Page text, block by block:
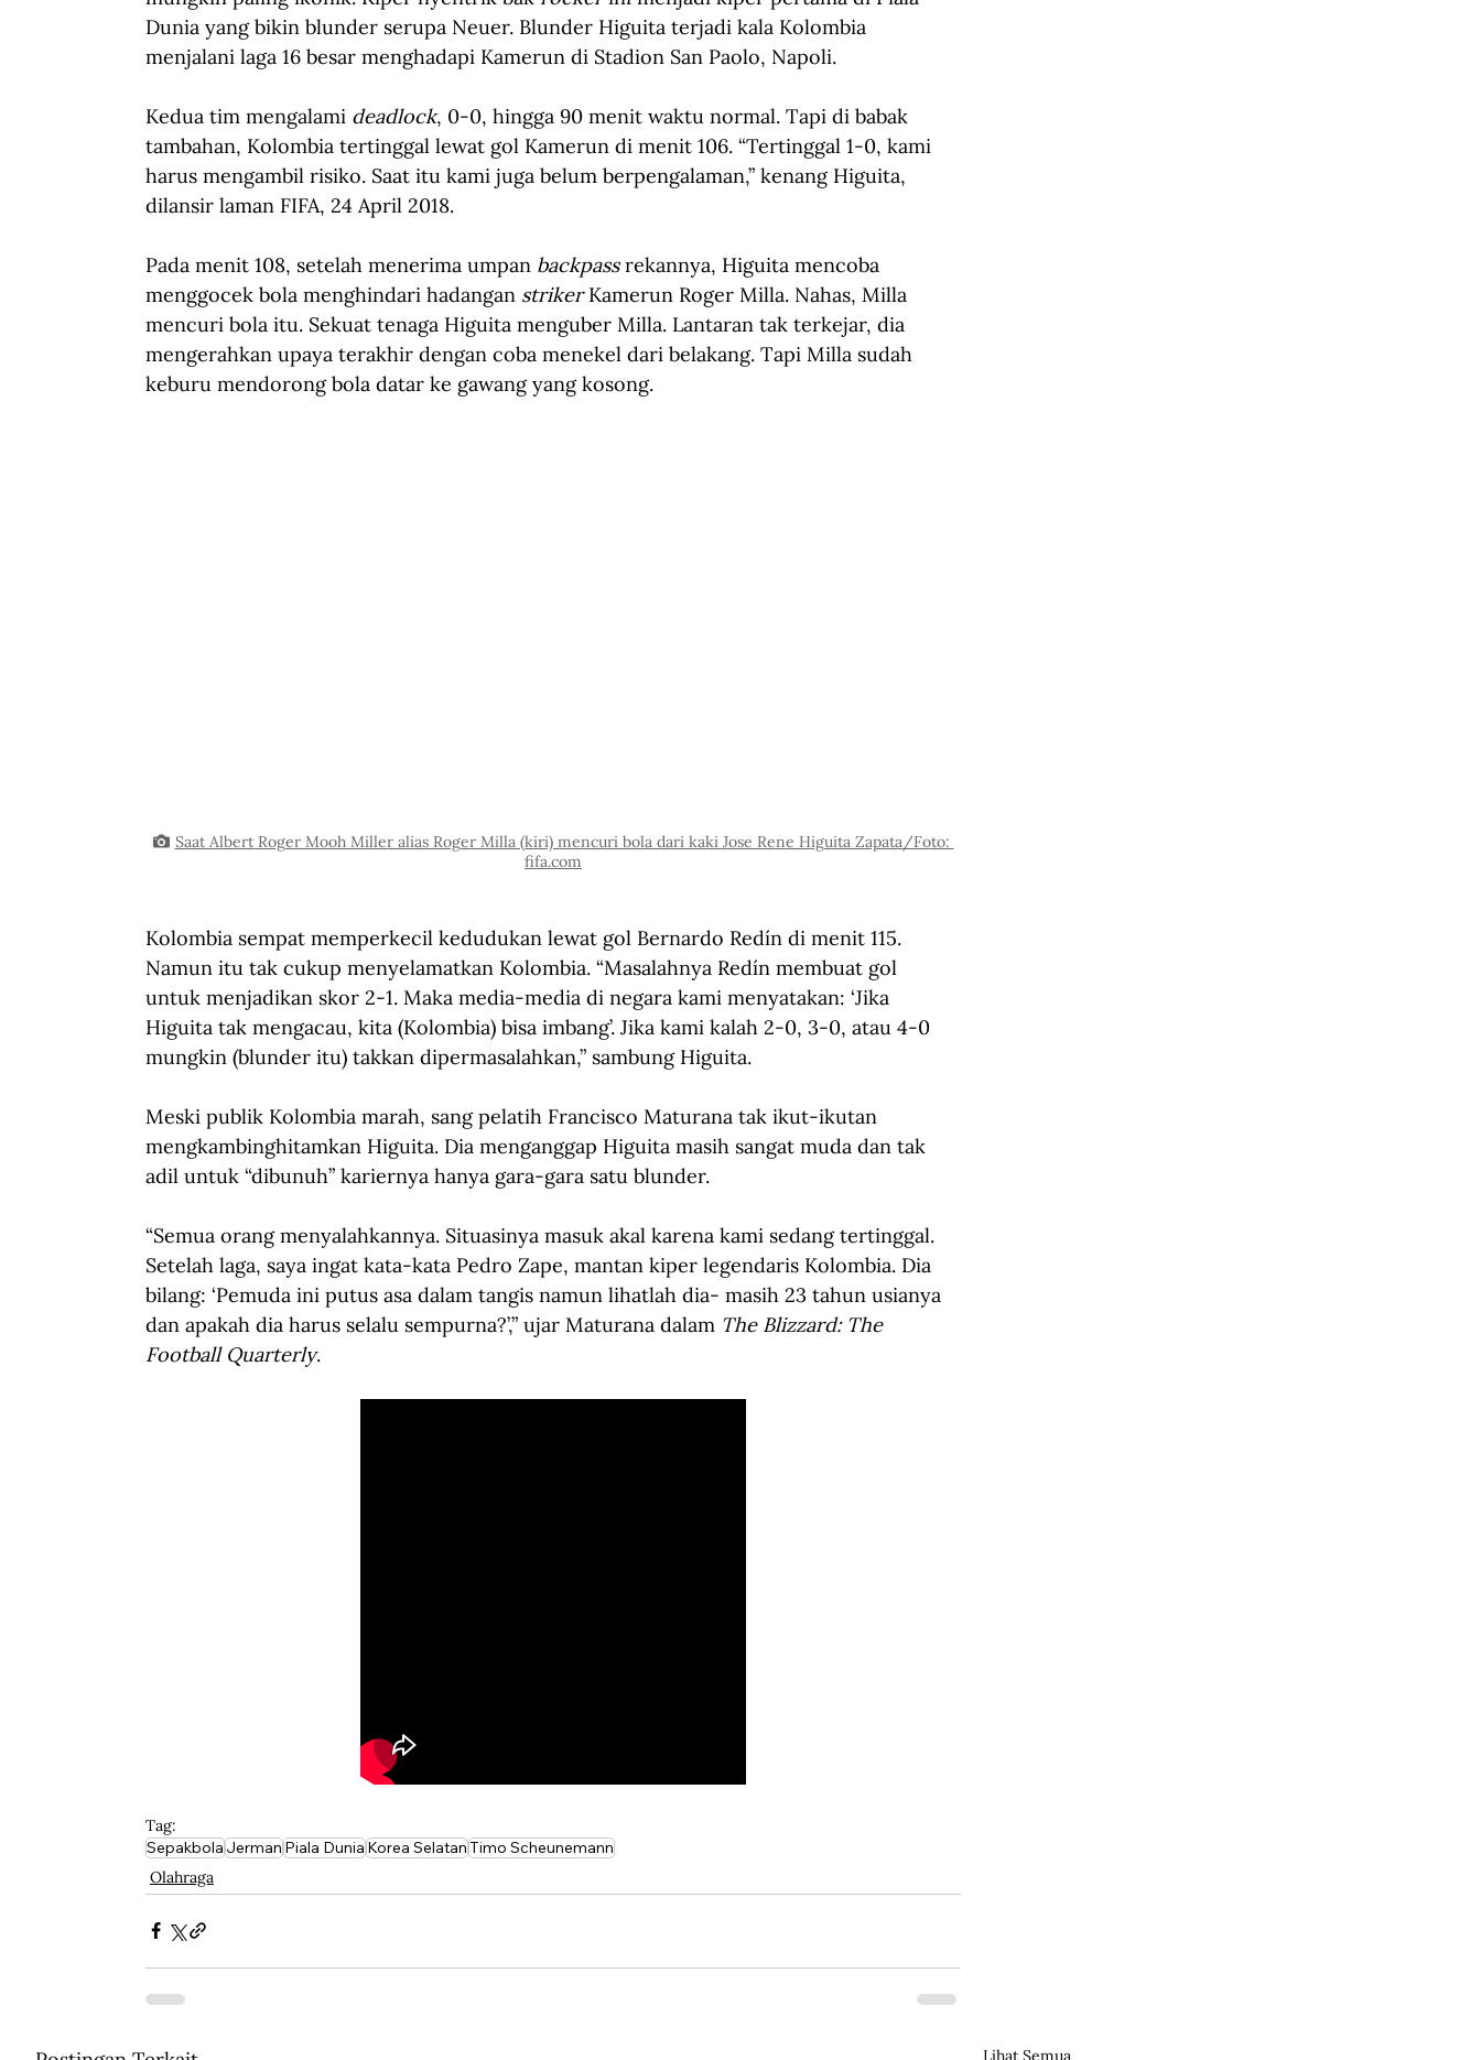
Dunia yang bikin blunder serupa Neuer. Blunder Higuita terjadi kala Kolombia
menjalani laga 16 besar menghadapi Kamerun di Stadion San Paolo, Napoli.
Kedua tim mengalami deadlock, 0-0, hingga 90 menit waktu normal. Tapi di babak
tambahan, Kolombia tertinggal lewat gol Kamerun di menit 106. “Tertinggal 1-0, kami
harus mengambil risiko. Saat itu kami juga belum berpengalaman,” kenang Higuita,
dilansir laman FIFA, 24 April 2018.
Pada menit 108, setelah menerima umpan backpass rekannya, Higuita mencoba
menggocek bola menghindari hadangan striker Kamerun Roger Milla. Nahas, Milla
mencuri bola itu. Sekuat tenaga Higuita menguber Milla. Lantaran tak terkejar, dia
mengerahkan upaya terakhir dengan coba menekel dari belakang. Tapi Milla sudah
keburu mendorong bola datar ke gawang yang kosong.
Saat Albert Roger Mooh Miller alias Roger Milla (kiri) mencuri bola dari kaki Jose Rene Higuita Zapata/Foto:
fifa.com
Kolombia sempat memperkecil kedudukan lewat gol Bernardo Redín di menit 115.
Namun itu tak cukup menyelamatkan Kolombia. “Masalahnya Redín membuat gol
untuk menjadikan skor 2-1. Maka media-media di negara kami menyatakan: ‘Jika
Higuita tak mengacau, kita (Kolombia) bisa imbang’. Jika kami kalah 2-0, 3-0, atau 4-0
mungkin (blunder itu) takkan dipermasalahkan,” sambung Higuita.
Meski publik Kolombia marah, sang pelatih Francisco Maturana tak ikut-ikutan
mengkambinghitamkan Higuita. Dia menganggap Higuita masih sangat muda dan tak
adil untuk “dibunuh” kariernya hanya gara-gara satu blunder.
“Semua orang menyalahkannya. Situasinya masuk akal karena kami sedang tertinggal.
Setelah laga, saya ingat kata-kata Pedro Zape, mantan kiper legendaris Kolombia. Dia
bilang: ‘Pemuda ini putus asa dalam tangis namun lihatlah dia- masih 23 tahun usianya
dan apakah dia harus selalu sempurna?’,” ujar Maturana dalam The Blizzard: The
Football Quarterly.
Tag:
SepakbolaJermanPiala DuniaKorea SelatanTimo Scheunemann
Olahraga
Lihat Semua